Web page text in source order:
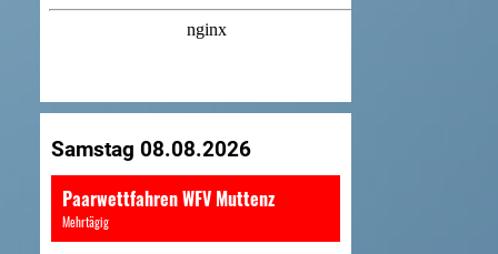
Samstag 08.08.2026
Paarwettfahren WFV Muttenz
Mehrtägig